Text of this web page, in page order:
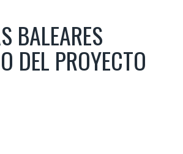
BALEARES
DEL PROYECTO